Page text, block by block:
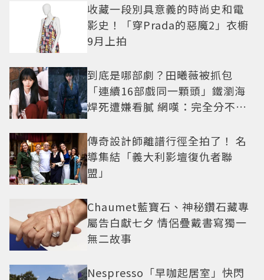
收藏一段別具意義的時尚史和電
影史！「穿Prada的惡魔2」衣櫥
9月上拍
到底是哪部劇？田曦薇被抓包
「連續16部戲同一顆頭」鐵瀏海
焊死遭嫌看膩 網嘆：完全分不出
傳奇設計師離譜行徑全拍了！ 名
導集結「義大利影壇復仇者聯
盟」
Chaumet藍寶石、神秘鑽石藏專
屬告白獻七夕 情侶疊戴書寫獨一
無二故事
Nespresso「早咖起居室」快閃